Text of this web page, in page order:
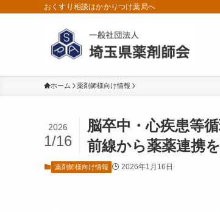
おくすり相談はかかりつけ薬局へ
ホーム 薬剤師様向け情報
脳卒中・心疾患等
前線から薬薬連携を
2026
1/16
薬剤師様向け情報 2026年1月16日